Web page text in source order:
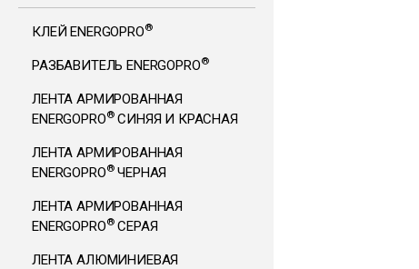
КЛЕЙ ENERGOPRO®
РАЗБАВИТЕЛЬ ENERGOPRO®
ЛЕНТА АРМИРОВАННАЯ
ENERGOPRO®СИНЯЯ И КРАСНАЯ
ЛЕНТА АРМИРОВАННАЯ
ENERGOPRO®ЧЕРНАЯ
ЛЕНТА АРМИРОВАННАЯ
ENERGOPRO®СЕРАЯ
ЛЕНТА АЛЮМИНИЕВАЯ